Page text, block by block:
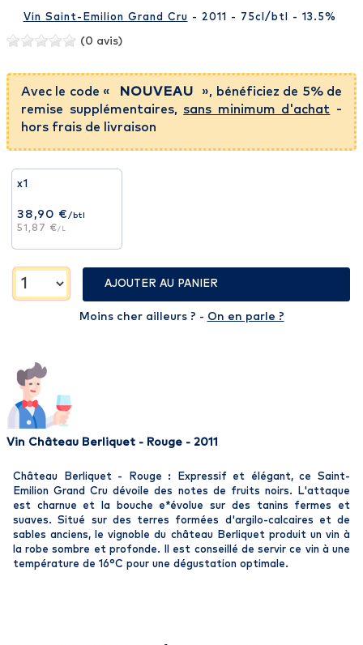
Vin Saint-Emilion Grand Cru - 2011 - 75cl /btl - 13.5%
(0 avis)
Avec le code « NOUVEAU
», bénéficiez de 5% de
remise supplémentaires,sans minimum d'achat -
hors frais de livraison
x1
38,90 €/btl
51,87 €/L
AJOUTER AU PANIER
Moins cher ailleurs ? - On en parle ?
Vin Château Berliquet - Rouge - 2011
Château Berliquet - Rouge : Expressif et élégant, ce Saint-
Emilion Grand Cru dévoile des notes de fruits noirs. L'attaque
est charnue et la bouche e*évolue sur des tanins fermes et
suaves. Situé sur des terres formées d'argilo-calcaires et de
sables anciens, le vignoble du château Berliquet produit un vin à
la robe sombre et profonde. Il est conseillé de servir ce vin à une
température de 16°C pour une dégustation optimale.